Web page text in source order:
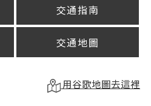
交通指南
交通地圖
用谷歌地圖去這裡